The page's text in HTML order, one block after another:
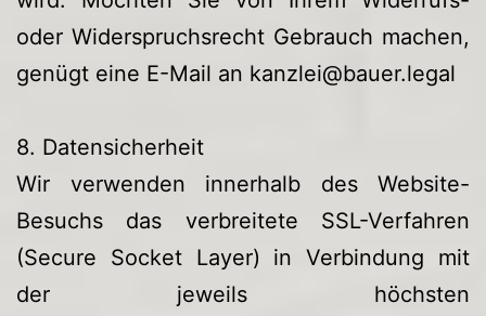
oder Widerspruchsrecht Gebrauch machen,
genügt eine E-Mail an kanzlei@bauer.legal
8. Datensicherheit
Wir verwenden innerhalb des Website-
Besuchs das verbreitete SSL-Verfahren
(Secure Socket Layer) in Verbindung mit
der jeweils höchsten